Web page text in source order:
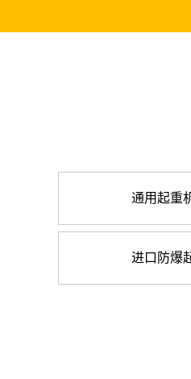
通用起重
进口防爆起重